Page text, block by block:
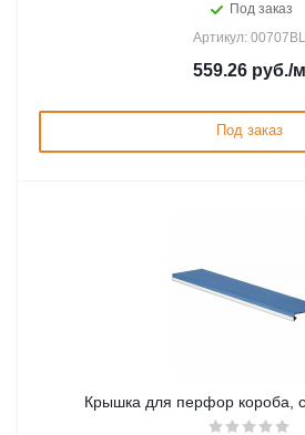
Под заказ
Артикул: 00707BL
559.26 руб./м
Под заказ
Крышка для перфор короба,